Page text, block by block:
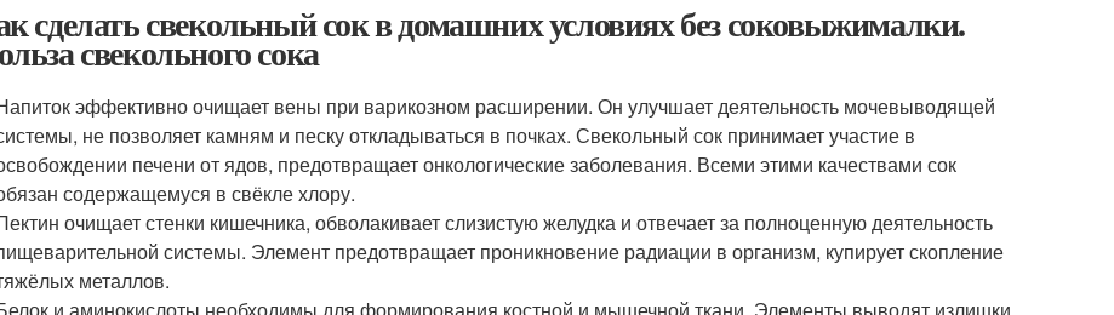
сделать свекольный сок в домашних условиях без соковыжималки.
свекольного сока
эффективно очищает вены при варикозном расширении. Он улучшает деятельность мочевыводящей
не позволяет камням и песку откладываться в почках. Свекольный сок принимает участие в
печени от ядов, предотвращает онкологические заболевания. Всеми этими качествами сок
содержащемуся в свёкле хлору.
очищает стенки кишечника, обволакивает слизистую желудка и отвечает за полноценную деятельность
системы. Элемент предотвращает проникновение радиации в организм, купирует скопление
металлов.